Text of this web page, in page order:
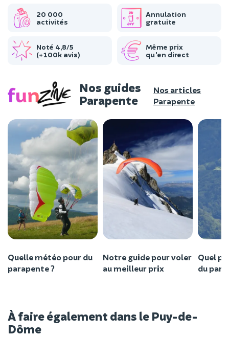
20 000
activités
Annulation
gratuite
Noté 4,8/5
(+100k avis)
Même prix
qu'en direct
Nos guides
Parapente
Nos articles
Parapente
Quelle météo pour du
parapente ?
Notre guide pour voler
au meilleur prix
Quel
du
À faire également dans le Puy-de-
Dôme